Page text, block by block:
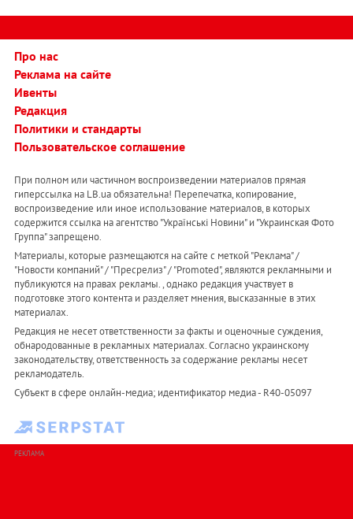
Про нас
Реклама на сайте
Ивенты
Редакция
Политики и стандарты
Пользовательское соглашение
При полном или частичном воспроизведении материалов прямая
гиперссылка на LB.ua обязательна! Перепечатка, копирование,
воспроизведение или иное использование материалов, в которых
содержится ссылка на агентство "Українськi Новини" и "Украинская Фото
Группа" запрещено.
Материалы, которые размещаются на сайте с меткой "Реклама" /
"Новости компаний" / "Пресрелиз" / "Promoted", являются рекламными и
публикуются на правах рекламы. , однако редакция участвует в
подготовке этого контента и разделяет мнения, высказанные в этих
материалах.
Редакция не несет ответственности за факты и оценочные суждения,
обнародованные в рекламных материалах. Согласно украинскому
законодательству, ответственность за содержание рекламы несет
рекламодатель.
Субъект в сфере онлайн-медиа; идентификатор медиа - R40-05097
РЕКЛАМА